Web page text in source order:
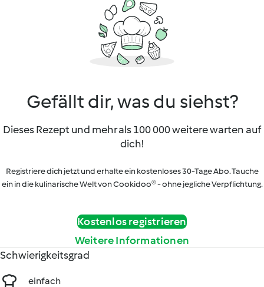
Gefällt dir, was du siehst?
Dieses Rezept und mehr als 100 000 weitere warten auf
dich!
Registriere dich jetzt und erhalte ein kostenloses 30-Tage Abo. Tauche
ein in die kulinarische Welt von Cookidoo® - ohne jegliche Verpflichtung.
Kostenlos registrieren
Weitere Informationen
Schwierigkeitsgrad
einfach